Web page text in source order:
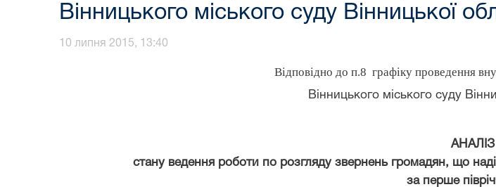
Вінницького міського суду Вінницької
10 липня 2015, 13:40
Відповідно до п.8 графіку проведення
Вінницького міського суду
АНАЛІЗ
стану ведення роботи по розгляду звернень громадян, що
за перше